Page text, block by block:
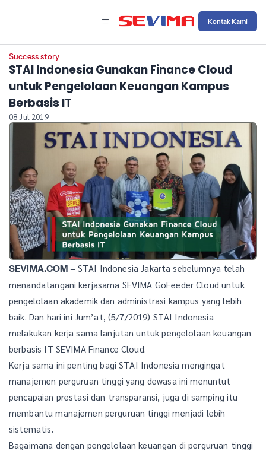
Kontak Kami
Success story
STAI Indonesia Gunakan Finance Cloud
untuk Pengelolaan Keuangan Kampus
Berbasis IT
08 Jul 2019
SEVIMA.COM –STAI Indonesia Jakarta sebelumnya telah
menandatangani kerjasama SEVIMA GoFeeder Cloud untuk
pengelolaan akademik dan administrasi kampus yang lebih
baik. Dan hari ini Jum’at, (5/7/2019) STAI Indonesia
melakukan kerja sama lanjutan untuk pengelolaan keuangan
berbasis IT SEVIMA Finance Cloud.
Kerja sama ini penting bagi STAI Indonesia mengingat
manajemen perguruan tinggi yang dewasa ini menuntut
pencapaian prestasi dan transparansi, juga di samping itu
membantu manajemen perguruan tinggi menjadi lebih
sistematis.
Bagaimana dengan pengelolaan keuangan di perguruan tinggi